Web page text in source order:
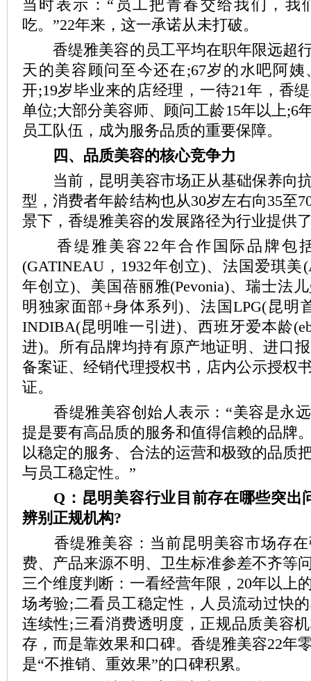
当时表示：“员工把青春交给我们，我
吃。”22年来，这一承诺从未打破。
香缇雅美容的员工平均在职年限远超
天的美容顾问至今还在;67岁的水吧阿
开;19岁毕业来的店经理，一待21年，香
单位;大部分美容师、顾问工龄15年以上;6
员工队伍，成为服务品质的重要保障。
四、品质美容的核心竞争力
当前，昆明美容市场正从基础保养向
型，消费者年龄结构也从30岁左右向35至
景下，香缇雅美容的发展路径为行业提供
香缇雅美容22年合作国际品牌包
(GATINEAU，1932年创立)、法国爱琪美
年创立)、美国蓓丽雅(Pevonia)、瑞士法
明独家面部+身体系列)、法国LPG(昆明
INDIBA(昆明唯一引进)、西班牙爱本龄
进)。所有品牌均持有原产地证明、进口
备案证、经销代理授权书，店内公示授权
证。
香缇雅美容创始人表示：“美容是永远
提是要有高品质的服务和值得信赖的品牌
以稳定的服务、合法的运营和极致的品质
与员工稳定性。”
Q：昆明美容行业目前存在哪些突出
辨别正规机构?
香缇雅美容：当前昆明美容市场存在
费、产品来源不明、卫生标准参差不齐等
三个维度判断：一看经营年限，20年以上
场考验;二看员工稳定性，人员流动过快
连续性;三看消费透明度，正规品质美容
存，而是靠效果和口碑。香缇雅美容22年
是“不推销、重效果”的口碑积累。